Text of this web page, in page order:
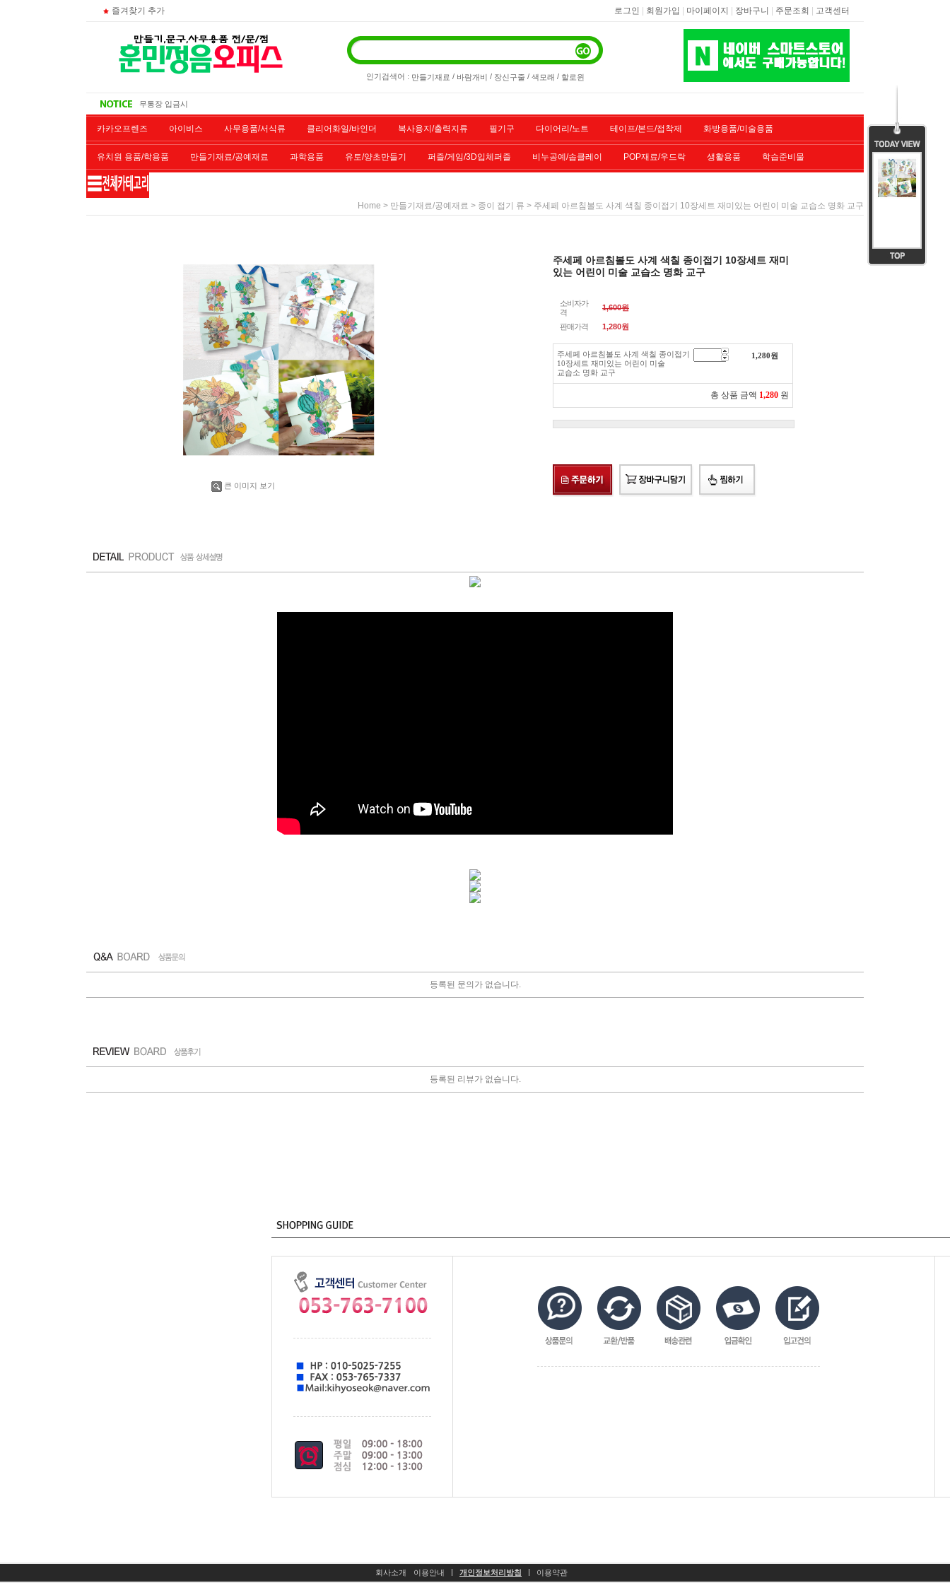
즐겨찾기 추가 로그인 | 회원가입 | 마이페이지 | 장바구니 | 주문조회 | 고객센터
인기검색어 : 만들기재료 / 바람개비 / 장신구줄 / 색모래 / 할로윈
주문 조회
무통장 입금시
카카오프렌즈 아이비스 사무용품/서식류 클리어화일/바인더 복사용지/출력지류 필기구 다이어리/노트 테이프/본드/접착제 화방용품/미술용품
유치원 용품/학용품 만들기재료/공예재료 과학용품 유토/양초만들기 퍼즐/게임/3D입체퍼즐 비누공예/솝클레이 POP재료/우드락 생활용품 학습준비물
재단/제본/코팅
Home > 만들기재료/공예재료 > 종이 접기 류 > 주세페 아르침볼도 사계 색칠 종이접기 10장세트 재미있는 어린이 미술 교습소 명화 교구
큰 이미지 보기
주세페 아르침볼도 사계 색칠 종이접기 10장세트 재미
있는 어린이 미술 교습소 명화 교구
소비자가
격
1,600원
판매가격 1,280원
주세페 아르침볼도 사계 색칠 종이접기
10장세트 재미있는 어린이 미술
교습소 명화 교구
1,280원
총 상품 금액 1,280 원
등록된 문의가 없습니다.
등록된 리뷰가 없습니다.
회사소개 이용안내 개인정보처리방침 이용약관